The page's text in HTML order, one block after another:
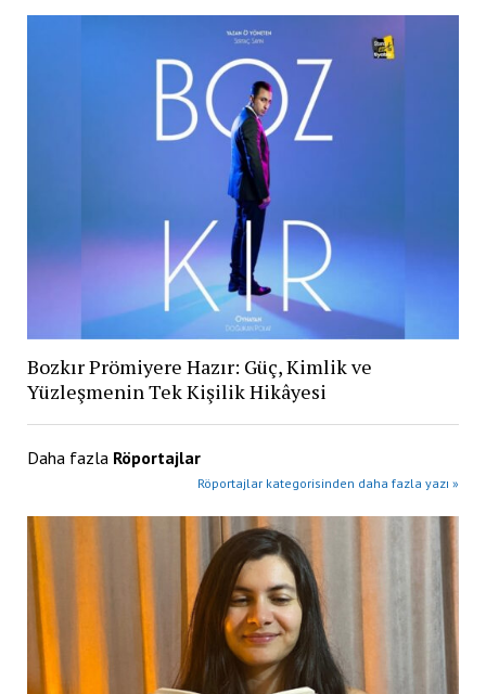
Bozkır Prömiyere Hazır: Güç, Kimlik ve
Yüzleşmenin Tek Kişilik Hikâyesi
Daha fazla Röportajlar
Röportajlar kategorisinden daha fazla yazı »